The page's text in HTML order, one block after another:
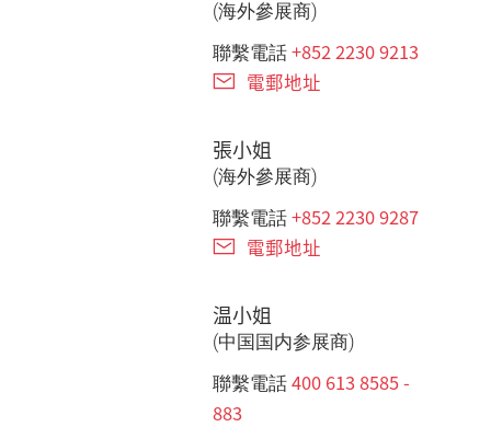
(海外參展商)
聯繫電話 +852 2230 9213
電郵地址
張小姐
(海外參展商)
聯繫電話 +852 2230 9287
電郵地址
温小姐
(中国国内参展商)
聯繫電話 400 613 8585 -
883